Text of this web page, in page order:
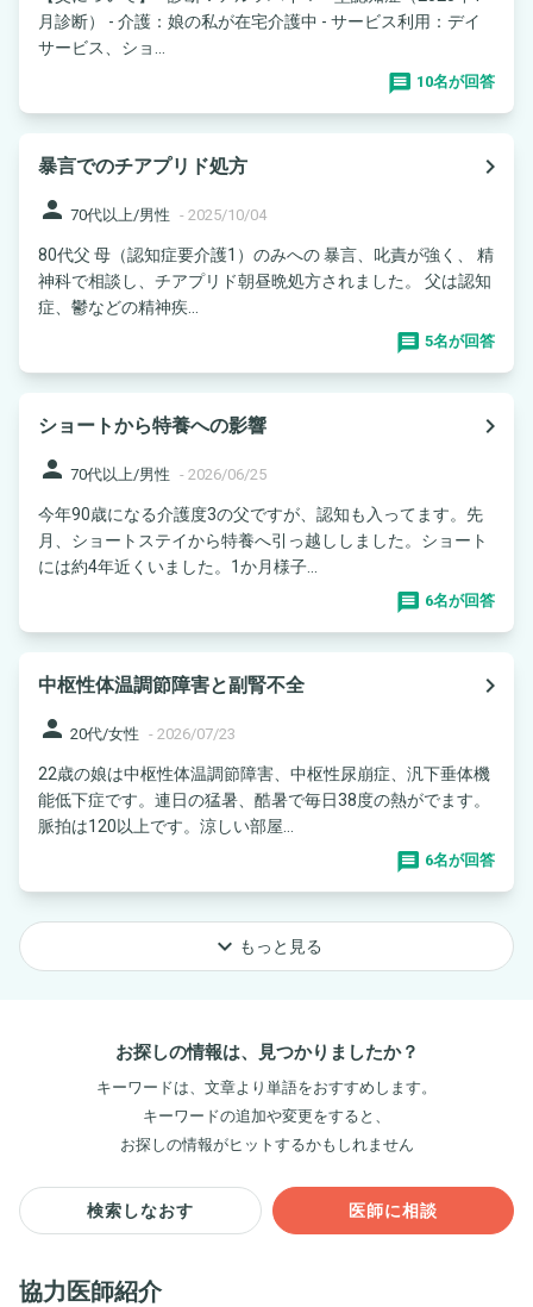
月診断） - 介護：娘の私が在宅介護中 - サービス利用：デイ
サービス、ショ...
10名が回答
暴言でのチアプリド処方
navigate_next
person 70代以上/男性 - 2025/10/04
80代父 母（認知症要介護1）のみへの 暴言、叱責が強く、 精
神科で相談し、チアプリド朝昼晩処方されました。 父は認知
症、鬱などの精神疾...
5名が回答
ショートから特養への影響
navigate_next
person 70代以上/男性 - 2026/06/25
今年90歳になる介護度3の父ですが、認知も入ってます。先
月、ショートステイから特養へ引っ越ししました。ショート
には約4年近くいました。1か月様子...
6名が回答
中枢性体温調節障害と副腎不全
navigate_next
person 20代/女性 - 2026/07/23
22歳の娘は中枢性体温調節障害、中枢性尿崩症、汎下垂体機
能低下症です。連日の猛暑、酷暑で毎日38度の熱がでます。
脈拍は120以上です。涼しい部屋...
6名が回答
keyboard_arrow_down もっと見る
お探しの情報は、見つかりましたか？
キーワードは、文章より単語をおすすめします。
キーワードの追加や変更をすると、
お探しの情報がヒットするかもしれません
検索しなおす 医師に相談
協力医師紹介